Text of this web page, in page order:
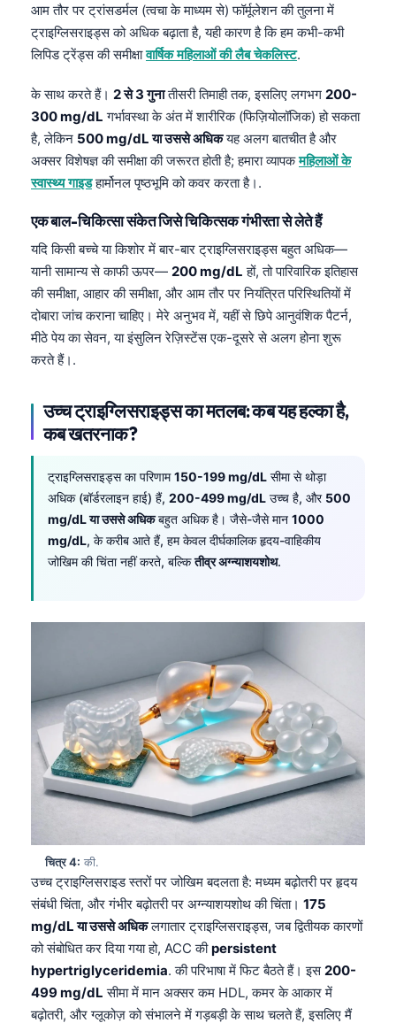
आम तौर पर ट्रांसडर्मल (त्वचा के माध्यम से) फॉर्मूलेशन की तुलना में
ट्राइग्लिसराइड्स को अधिक बढ़ाता है, यही कारण है कि हम कभी-कभी
लिपिड ट्रेंड्स की समीक्षावार्षिक महिलाओं की लैब चेकलिस्ट.
के साथ करते हैं। 2 से 3 गुनातीसरी तिमाही तक, इसलिए लगभग 200-
300 mg/dL गर्भावस्था के अंत में शारीरिक (फिज़ियोलॉजिक) हो सकता
है, लेकिन 500 mg/dL या उससे अधिकयह अलग बातचीत है और
अक्सर विशेषज्ञ की समीक्षा की जरूरत होती है; हमारा व्यापकमहिलाओं के
स्वास्थ्य गाइडहार्मोनल पृष्ठभूमि को कवर करता है।.
एक बाल-चिकित्सा संकेत जिसे चिकित्सक गंभीरता से लेते हैं
यदि किसी बच्चे या किशोर में बार-बार ट्राइग्लिसराइड्स बहुत अधिक—
यानी सामान्य से काफी ऊपर— 200 mg/dL हों, तो पारिवारिक इतिहास
की समीक्षा, आहार की समीक्षा, और आम तौर पर नियंत्रित परिस्थितियों में
दोबारा जांच कराना चाहिए। मेरे अनुभव में, यहीं से छिपे आनुवंशिक पैटर्न,
मीठे पेय का सेवन, या इंसुलिन रेज़िस्टेंस एक-दूसरे से अलग होना शुरू
करते हैं।.
उच्च ट्राइग्लिसराइड्स का मतलब: कब यह हल्का है,
कब खतरनाक?
ट्राइग्लिसराइड्स का परिणाम150-199 mg/dL सीमा से थोड़ा
अधिक (बॉर्डरलाइन हाई) हैं, 200-499 mg/dL उच्च है, और 500
mg/dL या उससे अधिकबहुत अधिक है। जैसे-जैसे मान 1000
mg/dL, के करीब आते हैं, हम केवल दीर्घकालिक हृदय-वाहिकीय
जोखिम की चिंता नहीं करते, बल्कितीव्र अग्न्याशयशोथ.
चित्र 4: की.
उच्च ट्राइग्लिसराइड स्तरों पर जोखिम बदलता है: मध्यम बढ़ोतरी पर हृदय
संबंधी चिंता, और गंभीर बढ़ोतरी पर अग्न्याशयशोथ की चिंता। 175
mg/dL या उससे अधिकलगातार ट्राइग्लिसराइड्स, जब द्वितीयक कारणों
को संबोधित कर दिया गया हो, ACC कीpersistent
hypertriglyceridemia. की परिभाषा में फिट बैठते हैं। इस 200-
499 mg/dL सीमा में मान अक्सर कम HDL, कमर के आकार में
बढ़ोतरी, और ग्लूकोज़ को संभालने में गड़बड़ी के साथ चलते हैं, इसलिए मैं